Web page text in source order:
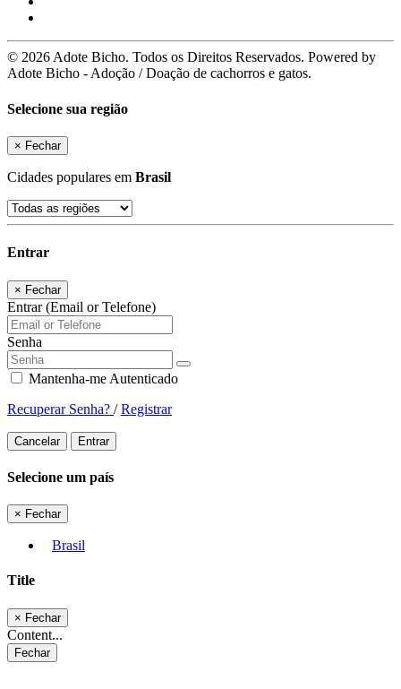
© 2026 Adote Bicho. Todos os Direitos Reservados. Powered by
Adote Bicho - Adoção / Doação de cachorros e gatos.
Selecione sua região
× Fechar
Cidades populares em Brasil
Entrar
× Fechar
Entrar (Email or Telefone)
Senha
Mantenha-me Autenticado
Recuperar Senha? /Registrar
Cancelar Entrar
Selecione um país
× Fechar
Brasil
Title
× Fechar
Content...
Fechar